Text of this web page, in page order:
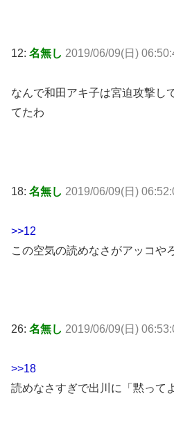
12: 名無し 2019/06/09(日)
なんで和田アキ子は宮迫攻撃し
てたわ
18: 名無し 2019/06/09(日)
>>12
この空気の読めなさがアッコや
26: 名無し 2019/06/09(日)
>>18
読めなさすぎで出川に「黙って